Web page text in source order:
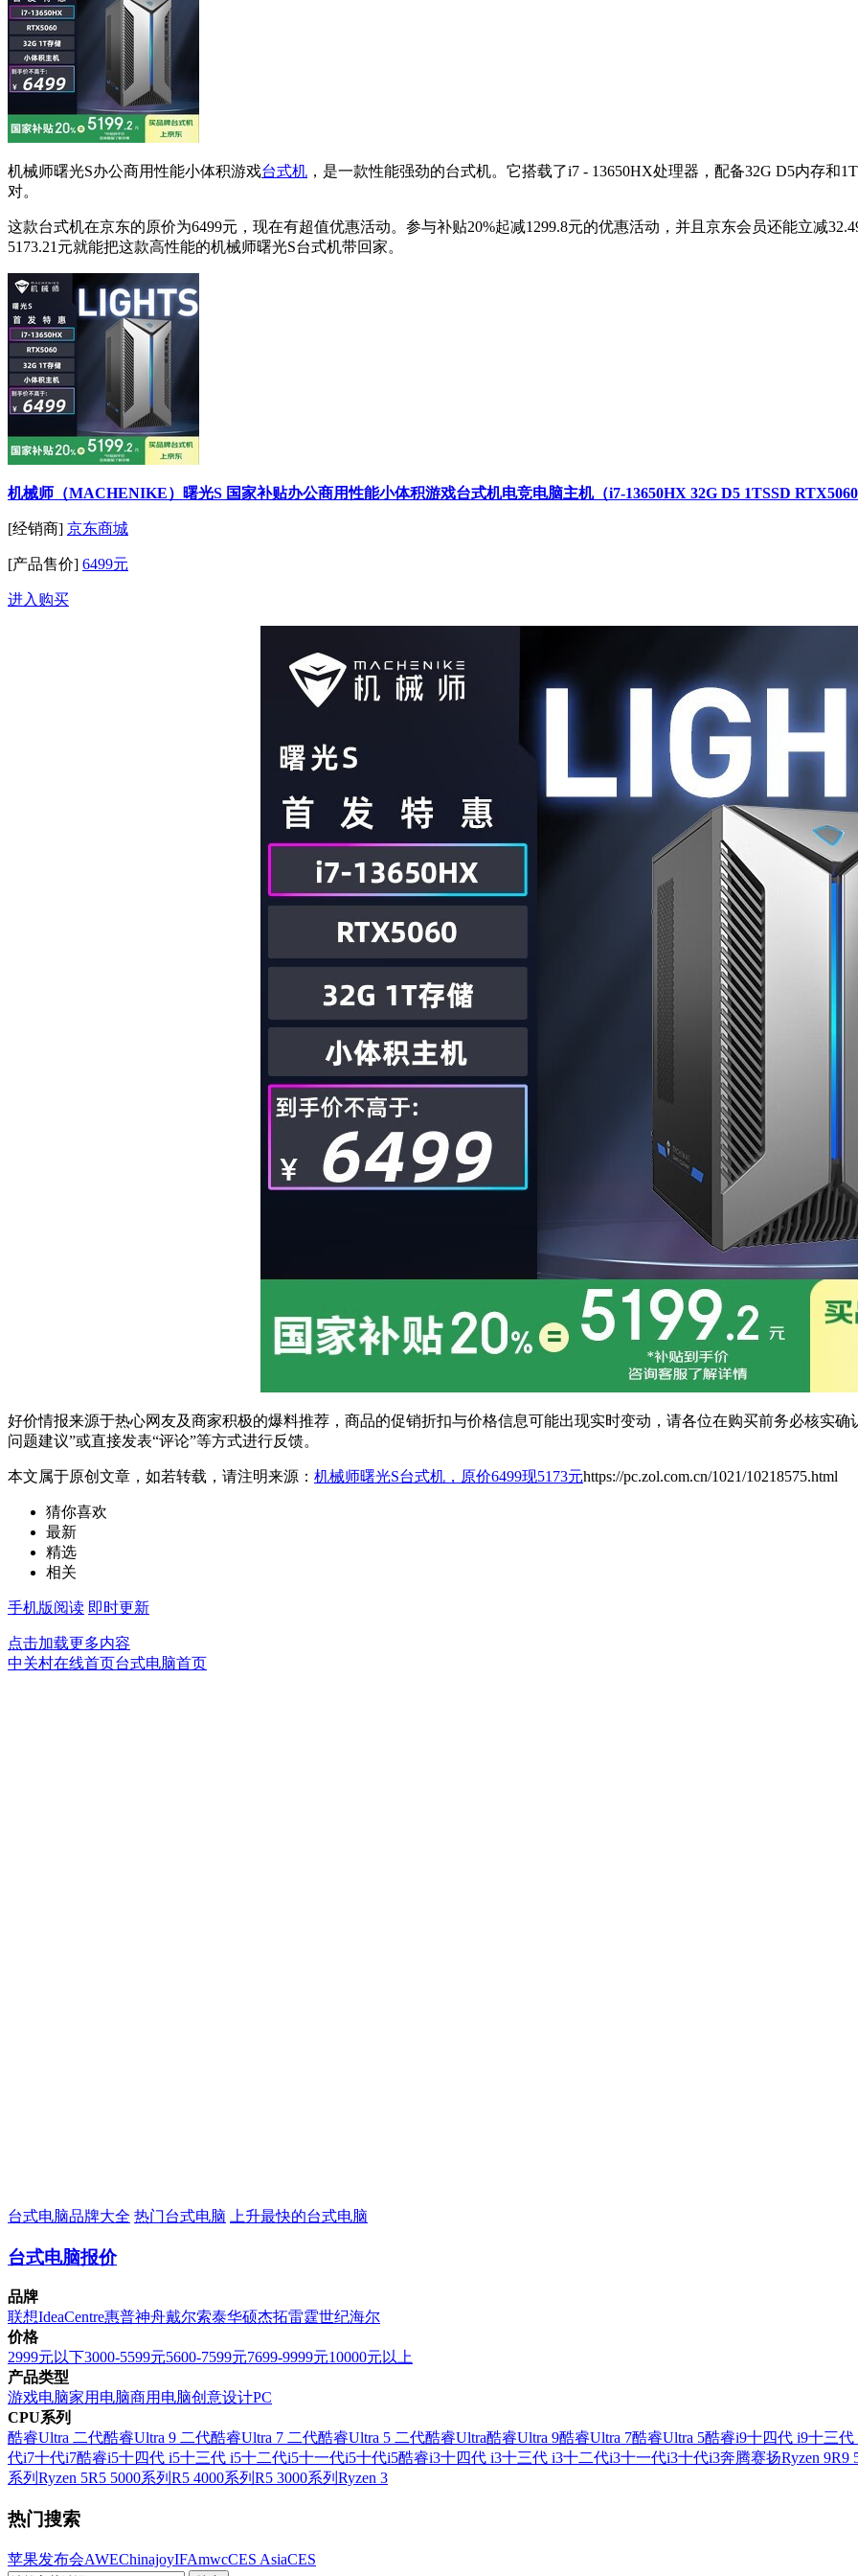
机械师曙光S办公商用性能小体积游戏台式机 ，是一款性能强劲的台式机。它搭载了i7 - 13650HX处理器，配备32G D5内存和
对。
这款台式机在京东的原价为6499元，现在有超值优惠活动。参与补贴20%起减1299.8元的优惠活动，并且京东会员还能立减
5173.21元就能把这款高性能的机械师曙光S台式机带回家。
机械师（MACHENIKE）曙光S 国家补贴办公商用性能小体积游戏台式机电竞电脑主机（i7-13650HX 32G D5 1TSSD
[经销商] 京东商城
[产品售价] 6499元
进入购买
好价情报来源于热心网友及商家积极的爆料推荐，商品的促销折扣与价格信息可能出现实时变动，请各位在购买前务必核实
问题建议”或直接发表“评论”等方式进行反馈。
本文属于原创文章，如若转载，请注明来源： 机械师曙光S台式机，原价6499现5173元https://pc.zol.com.cn/1021/10218575.html
猜你喜欢
最新
精选
相关
手机版阅读 即时更新
点击加载更多内容
中关村在线首页台式电脑首页
台式电脑品牌大全 热门台式电脑 上升最快的台式电脑
台式电脑报价
品牌
联想IdeaCentre惠普神舟戴尔索泰华硕杰拓雷霆世纪海尔
价格
2999元以下3000-5599元5600-7599元7699-9999元10000元以上
产品类型
游戏电脑家用电脑商用电脑创意设计PC
CPU系列
酷睿Ultra 二代酷睿Ultra 9 二代酷睿Ultra 7 二代酷睿Ultra 5 二代酷睿Ultra酷睿Ultra 9酷睿Ultra 7酷睿Ultra 5酷睿i9十四代 i9十三代
代i7十代i7酷睿i5十四代 i5十三代 i5十二代i5十一代i5十代i5酷睿i3十四代 i3十三代 i3十二代i3十一代i3十代i3奔腾赛扬Ryzen 9R9
系列 Ryzen 5R5 5000系列 R5 4000系列 R5 3000系列 Ryzen 3
热门搜索
苹果发布会AWEChinajoyIFAmwcCES AsiaCES